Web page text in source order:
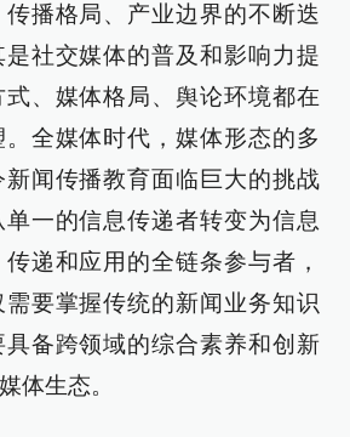
播格局、产业边界的不断迭
社交媒体的普及和影响力提
、媒体格局、舆论环境都在
全媒体时代，媒体形态的多
闻传播教育面临巨大的挑战
一的信息传递者转变为信息
递和应用的全链条参与者，
要掌握传统的新闻业务知识
备跨领域的综合素养和创新
体生态。